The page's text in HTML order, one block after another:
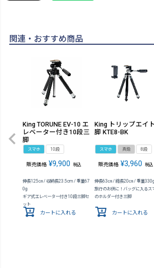
関連・おすすめ商品
King TORUNE EV-10 エ
レベーター付き10段三
脚
スマホ 10段
販売価格 ¥9,900 税込
伸長125㎝ / 収納長23.5cm / 重量67
0g
ギア式エレベーター付き10段三脚セ
ット
カートに入れる
King トリップエイ
脚 KTE8-BK
スマホ 真鍮 8段
販売価格 ¥3,960 税込
伸長63㎝ / 縮長20㎝ / 重量330g
旅行のお供に！バッグに入るス
のホルダー付き三脚
カートに入れる